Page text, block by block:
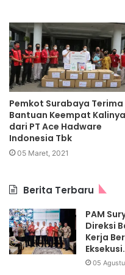
Pemkot Surabaya Terima
Bantuan Keempat Kalinya
dari PT Ace Hadware
Indonesia Tbk
05 Maret, 2021
Berita Terbaru
PAM
Direksi
Kerja
05